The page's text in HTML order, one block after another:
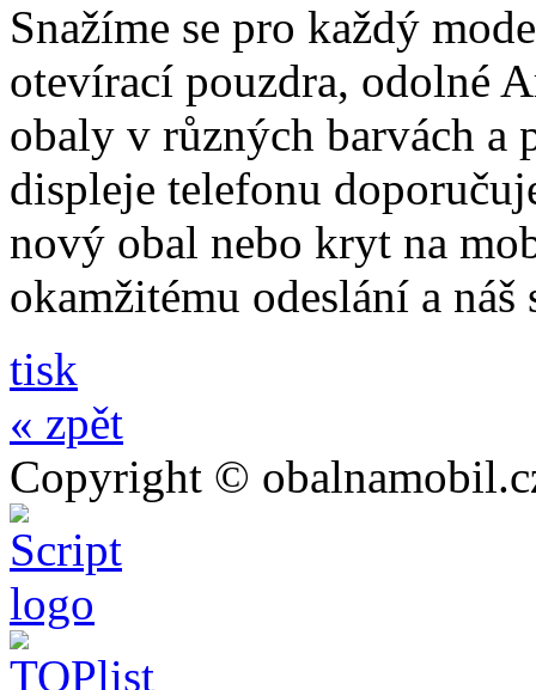
Snažíme se pro každý
otevírací pouzdra, odolné
obaly v různých barvách a
displeje telefonu
nový obal nebo kryt na
okamžitému odeslání a
tisk
« zpět
Copyright ©